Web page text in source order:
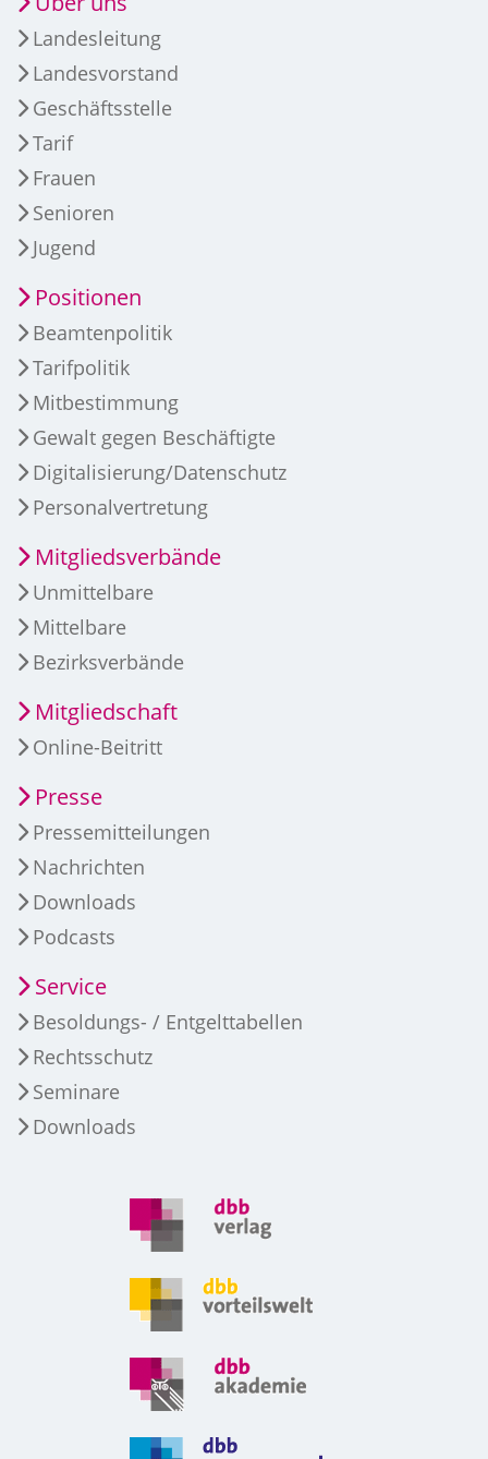
Landesleitung
Landesvorstand
Geschäftsstelle
Tarif
Frauen
Senioren
Jugend
Positionen
Beamtenpolitik
Tarifpolitik
Mitbestimmung
Gewalt gegen Beschäftigte
Digitalisierung/Datenschutz
Personalvertretung
Mitgliedsverbände
Unmittelbare
Mittelbare
Bezirksverbände
Mitgliedschaft
Online-Beitritt
Presse
Pressemitteilungen
Nachrichten
Downloads
Podcasts
Service
Besoldungs- / Entgelttabellen
Rechtsschutz
Seminare
Downloads